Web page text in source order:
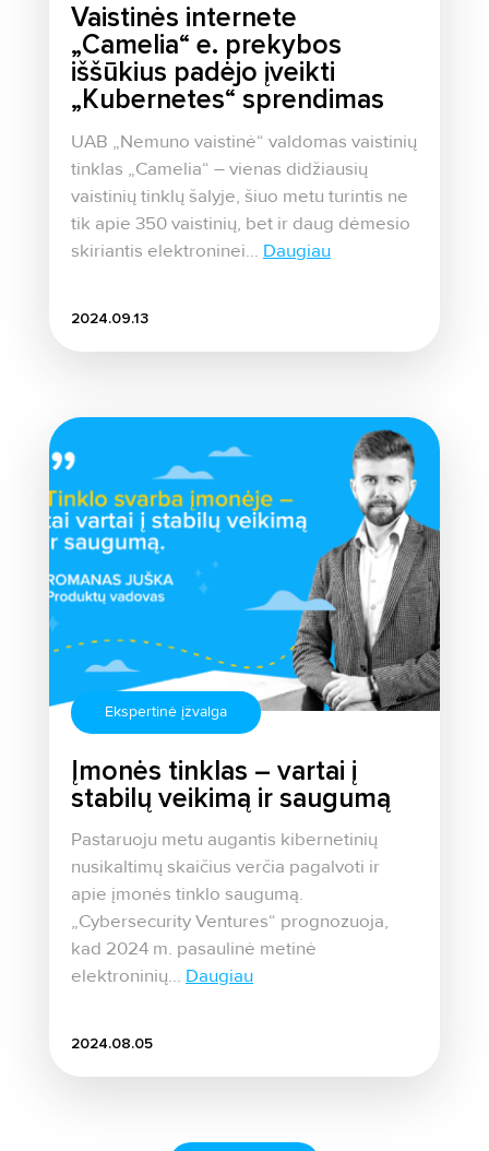
Vaistinės internete
„Camelia“ e. prekybos
iššūkius padėjo įveikti
„Kubernetes“ sprendimas
UAB „Nemuno vaistinė“ valdomas vaistinių
tinklas „Camelia“ – vienas didžiausių
vaistinių tinklų šalyje, šiuo metu turintis ne
tik apie 350 vaistinių, bet ir daug dėmesio
skiriantis elektroninei... Daugiau
2024.09.13
Ekspertinė įžvalga
Įmonės tinklas – vartai į
stabilų veikimą ir saugumą
Pastaruoju metu augantis kibernetinių
nusikaltimų skaičius verčia pagalvoti ir
apie įmonės tinklo saugumą.
„Cybersecurity Ventures“ prognozuoja,
kad 2024 m. pasaulinė metinė
elektroninių... Daugiau
2024.08.05